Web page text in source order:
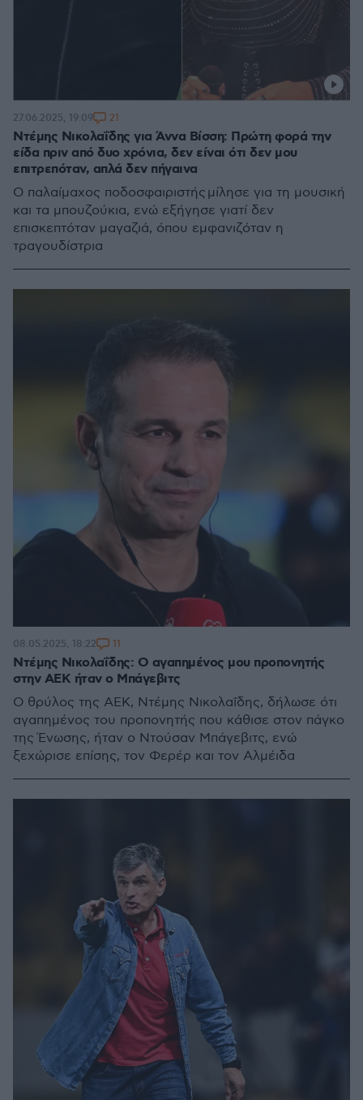
Ντέμης Νικολαΐδης για Άννα Βίσση: Πρώτη φορά την
είδα πριν από δυο χρόνια, δεν είναι ότι δεν μου
επιτρεπόταν, απλά δεν πήγαινα
Ο παλαίμαχος ποδοσφαιριστής μίλησε για τη μουσική
και τα μπουζούκια, ενώ εξήγησε γιατί δεν
επισκεπτόταν μαγαζιά, όπου εμφανιζόταν η
τραγουδίστρια
27.06.2025, 19:09 21
Ντέμης Νικολαΐδης: Ο αγαπημένος μου προπονητής
στην ΑΕΚ ήταν ο Μπάγεβιτς
Ο θρύλος της ΑΕΚ, Ντέμης Νικολαΐδης, δήλωσε ότι
αγαπημένος του προπονητής που κάθισε στον πάγκο
της Ένωσης, ήταν ο Ντούσαν Μπάγεβιτς, ενώ
ξεχώρισε επίσης, τον Φερέρ και τον Αλμέιδα
08.05.2025, 18:22 11